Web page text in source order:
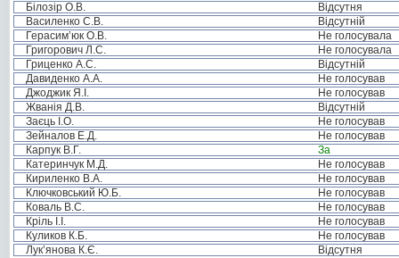
Білозір О.В.
Відсутня
Василенко С.В.
Відсутній
Герасим’юк О.В.
Не голосувала
Григорович Л.С.
Не голосувала
Гриценко А.С.
Відсутній
Давиденко А.А.
Не голосував
Джоджик Я.І.
Не голосував
Жванія Д.В.
Відсутній
Заєць І.О.
Не голосував
Зейналов Е.Д.
Не голосував
Карпук В.Г.
За
Катеринчук М.Д.
Не голосував
Кириленко В.А.
Не голосував
Ключковський Ю.Б.
Не голосував
Коваль В.С.
Не голосував
Кріль І.І.
Не голосував
Куликов К.Б.
Не голосував
Лук’янова К.Є.
Відсутня